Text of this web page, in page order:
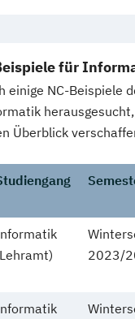
für
einige NC-Beispiele
Überblick
2023/